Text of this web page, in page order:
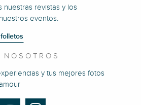
nuestras revistas y los
eventos.
y tus mejores fotos